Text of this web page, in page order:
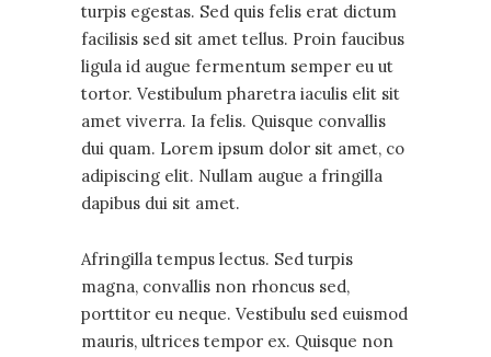
turpis egestas. Sed quis felis erat dictum
facilisis sed sit amet tellus. Proin faucibus
ligula id augue fermentum semper eu ut
tortor. Vestibulum pharetra iaculis elit sit
amet viverra. Ia felis. Quisque convallis
dui quam. Lorem ipsum dolor sit amet, co
adipiscing elit. Nullam augue a fringilla
dapibus dui sit amet.
Afringilla tempus lectus. Sed turpis
magna, convallis non rhoncus sed,
porttitor eu neque. Vestibulu sed euismod
mauris, ultrices tempor ex. Quisque non